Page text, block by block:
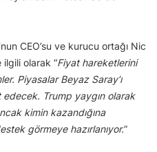
CEO’su ve kurucu ortağı Nic
ilgili olarak “Fiyat hareketlerini
Piyasalar Beyaz Saray’ı
edecek. Trump yaygın olarak
kimin kazandığına
görmeye hazırlanıyor.”